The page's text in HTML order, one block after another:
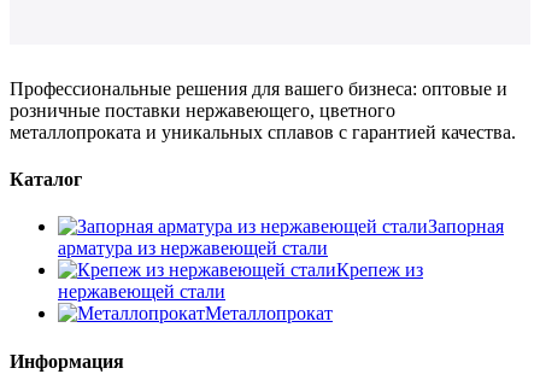
Профессиональные решения для вашего бизнеса: оптовые и
розничные поставки нержавеющего, цветного
металлопроката и уникальных сплавов с гарантией качества.
Каталог
Запорная
арматура из нержавеющей стали
Крепеж из
нержавеющей стали
Металлопрокат
Информация